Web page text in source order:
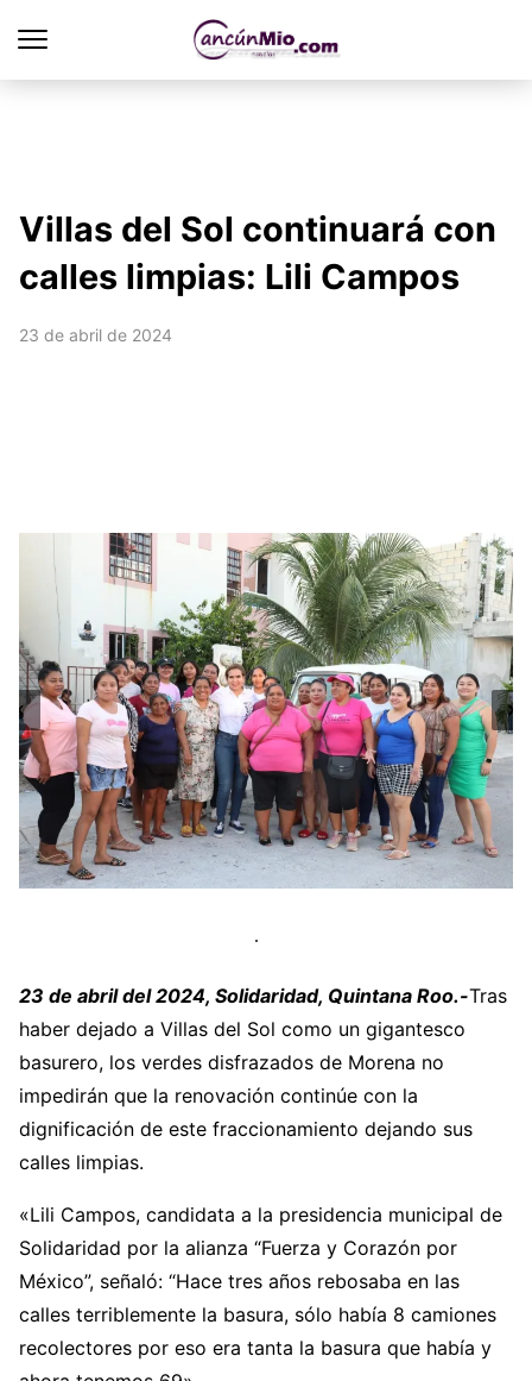
Villas del Sol continuará con
calles limpias: Lili Campos
23 de abril de 2024
23 de abril del 2024, Solidaridad, Quintana Roo.-Tras
haber dejado a Villas del Sol como un gigantesco
basurero, los verdes disfrazados de Morena no
impedirán que la renovación continúe con la
dignificación de este fraccionamiento dejando sus
calles limpias.
«Lili Campos, candidata a la presidencia municipal de
Solidaridad por la alianza “Fuerza y Corazón por
México”, señaló: “Hace tres años rebosaba en las
calles terriblemente la basura, sólo había 8 camiones
recolectores por eso era tanta la basura que había y